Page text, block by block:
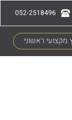
052-2518496
מקצועי ראשוני